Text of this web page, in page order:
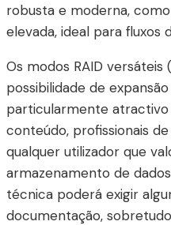
robusta e moderna,
elevada, ideal para fluxos
Os modos RAID versáteis
possibilidade de
particularmente
conteúdo, profissionais
qualquer utilizador que
armazenamento de
técnica poderá exigir
documentação,